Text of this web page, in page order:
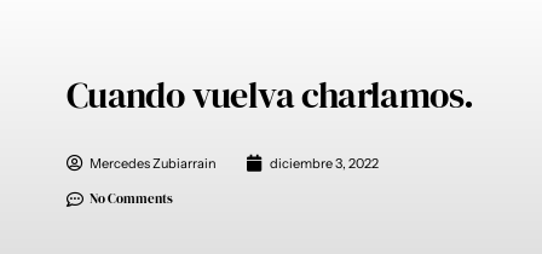
Cuando vuelva charlamos.
Mercedes Zubiarrain diciembre 3, 2022
No Comments